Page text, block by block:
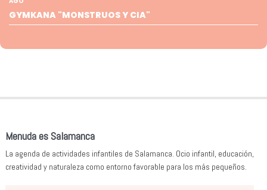
GYMKANA "MONSTRUOS Y CIA"
Menuda es Salamanca
La agenda de actividades infantiles de Salamanca. Ocio infantil, educación,
creatividad y naturaleza como entorno favorable para los más pequeños.